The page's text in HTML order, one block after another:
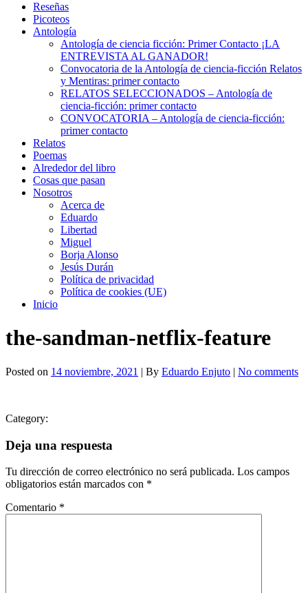
Reseñas
Picoteos
Antología
Antología de ciencia ficción: Primer Contacto ¡LA
ENTREVISTA AL GANADOR!
Convocatoria de la Antología de ciencia-ficción Relatos
y Mentiras: primer contacto
RELATOS SELECCIONADOS – Antología de
ciencia-ficción: primer contacto
CONVOCATORIA – Antología de ciencia-ficción:
primer contacto
Relatos
Poemas
Alrededor del libro
Cosas que pasan
Nosotros
Acerca de
Eduardo
Libertad
Miguel
Borja Alonso
Jesús Durán
Política de privacidad
Política de cookies (UE)
Inicio
the-sandman-netflix-feature
Posted on 14 noviembre, 2021 | By Eduardo Enjuto | No comments
Category:
Deja una respuesta
Tu dirección de correo electrónico no será publicada. Los campos
obligatorios están marcados con *
Comentario *